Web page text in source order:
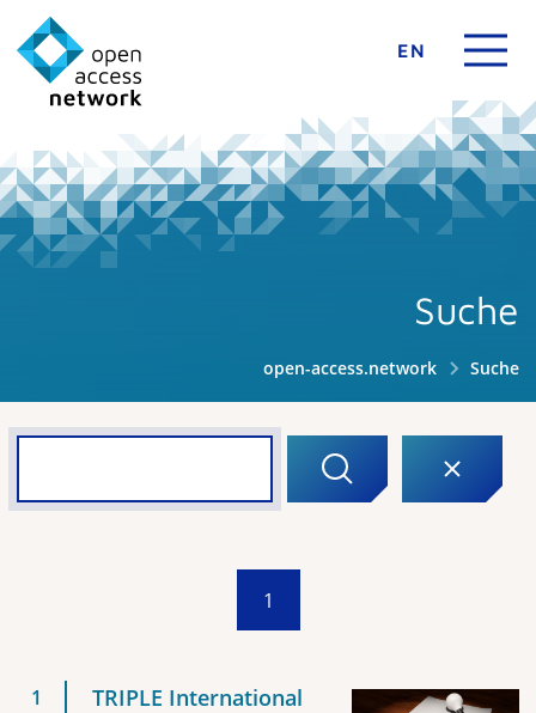
EN
Suche
open-access.network Suche
1
TRIPLE International